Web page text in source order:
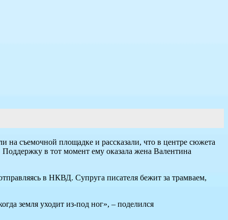
на съемочной площадке и рассказали, что в центре сюжета
в тот момент ему оказала жена Валентина
в НКВД. Супруга писателя бежит за трамваем,
земля уходит из-под ног», – поделился